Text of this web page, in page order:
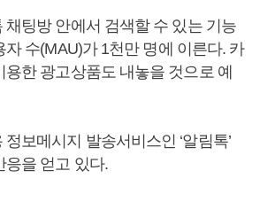
채팅방 안에서 검색할 수 있는 기능
자 수(MAU)가 1천만 명에 이른다. 카
한 광고상품도 내놓을 것으로 예
보메시지 발송서비스인 ‘알림톡’
응을 얻고 있다.